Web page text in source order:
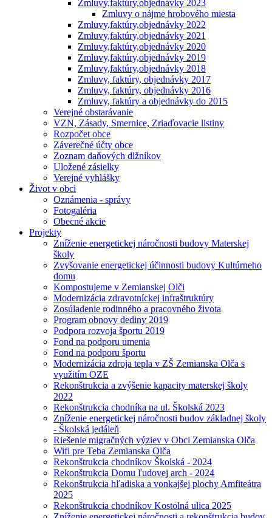
Zmluvy,faktúry,objednávky 2023
Zmluvy o nájme hrobového miesta
Zmluvy,faktúry,objednávky 2022
Zmluvy,faktúry,objednávky 2021
Zmluvy,faktúry,objednávky 2020
Zmluvy,faktúry,objednávky 2019
Zmluvy,faktúry,objednávky 2018
Zmluvy, faktúry, objednávky 2017
Zmluvy, faktúry, objednávky 2016
Zmluvy, faktúry a objednávky do 2015
Verejné obstarávanie
VZN, Zásady, Smernice, Zriaďovacie listiny
Rozpočet obce
Záverečné účty obce
Zoznam daňových dlžníkov
Uložené zásielky
Verejné vyhlášky
Život v obci
Oznámenia - správy
Fotogaléria
Obecné akcie
Projekty
Zníženie energetickej náročnosti budovy Materskej
školy
Zvyšovanie energetickej účinnosti budovy Kultúrneho
domu
Kompostujeme v Zemianskej Olči
Modernizácia zdravotníckej infraštruktúry
Zosúladenie rodinného a pracovného života
Program obnovy dediny 2019
Podpora rozvoja športu 2019
Fond na podporu umenia
Fond na podporu športu
Modernizácia zdroja tepla v ZŠ Zemianska Olča s
využitím OZE
Rekonštrukcia a zvýšenie kapacity materskej školy
2022
Rekonštrukcia chodníka na ul. Školská 2023
Zníženie energetickej náročnosti budov základnej školy
- Školská jedáleň
Riešenie migračných výziev v Obci Zemianska Olča
Wifi pre Teba Zemianska Olča
Rekonštrukcia chodníkov Školská - 2024
Rekonštrukcia Domu ľudovej arch - 2024
Rekonštrukcia hľadiska a vonkajšej plochy Amfiteátra
2025
Rekonštrukcia chodníkov Kostolná ulica 2025